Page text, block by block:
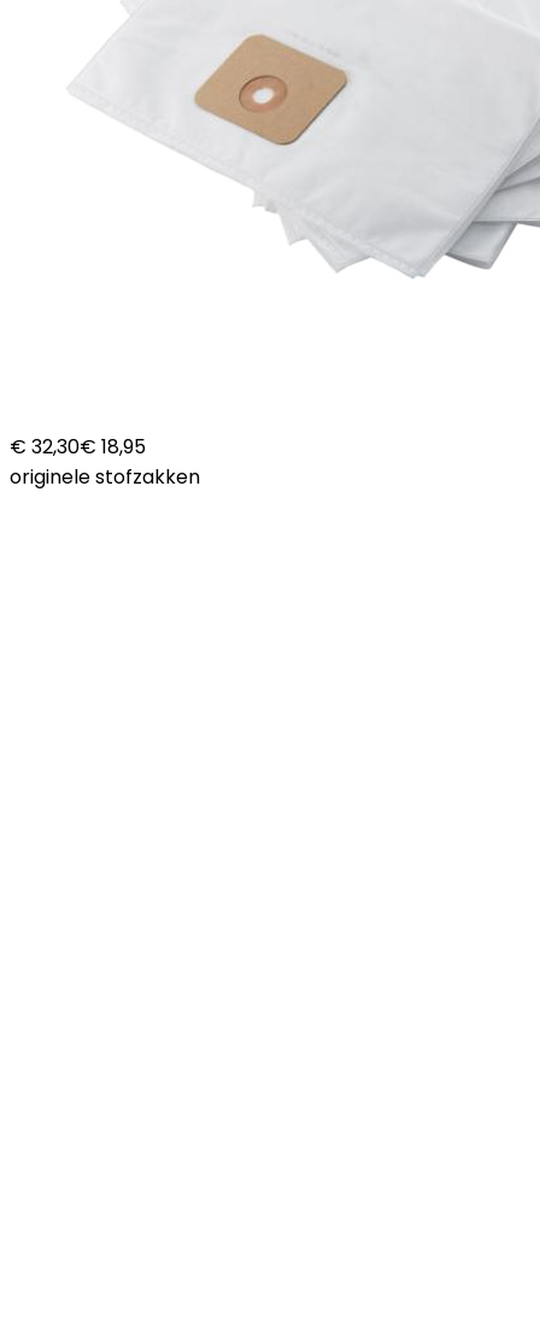
€ 32,30€ 18,95
originele stofzakken